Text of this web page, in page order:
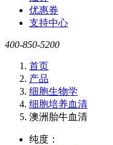
优惠券
支持中心
400-850-5200
首页
产品
细胞生物学
细胞培养血清
澳洲胎牛血清
纯度：